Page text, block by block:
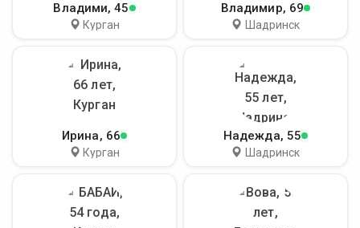
Владими, 45
Курган
Владимир, 69
Шадринск
Ирина, 66
Курган
Надежда, 55
Шадринск